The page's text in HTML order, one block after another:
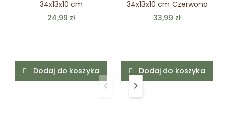
34x13x10 cm
24,99 zł
Dodaj do koszyka
34x13x10 cm Czerwona
33,99 zł
Dodaj do koszyka
Poprzedni
keyboard_arrow_left Następny
keyboard_arrow_right